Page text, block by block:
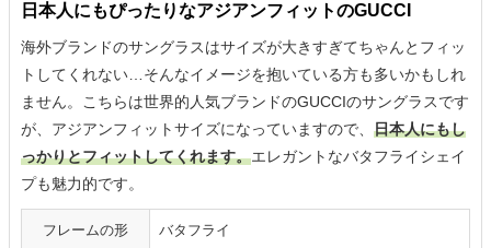
日本人にもぴったりなアジアンフィットのGUCCI
海外ブランドのサングラスはサイズが大きすぎてちゃんとフィッ
トしてくれない…そんなイメージを抱いている方も多いかもしれ
ません。こちらは世界的人気ブランドのGUCCIのサングラスです
が、アジアンフィットサイズになっていますので、 日本人にもし
っかりとフィットしてくれます。エレガントなバタフライシェイ
プも魅力的です。
フレームの形 バタフライ